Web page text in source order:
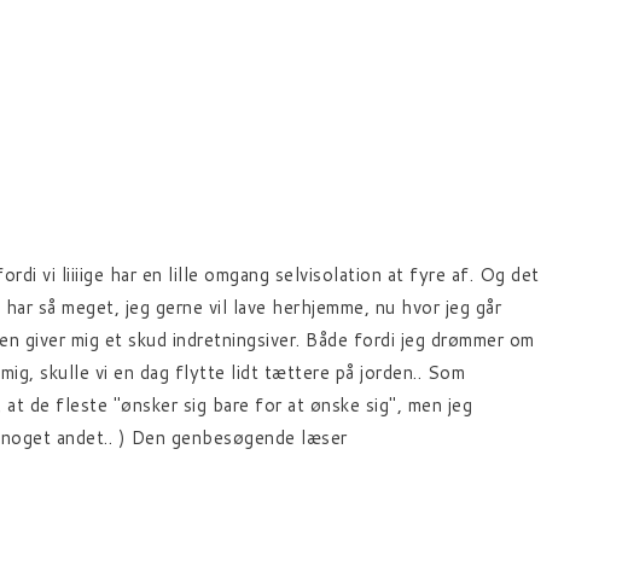
vi liiiige har en lille omgang selvisolation at fyre af. Og det
så meget, jeg gerne vil lave herhjemme, nu hvor jeg går
giver mig et skud indretningsiver. Både fordi jeg drømmer om
skulle vi en dag flytte lidt tættere på jorden.. Som
de fleste "ønsker sig bare for at ønske sig", men jeg
andet.. ) Den genbesøgende læser